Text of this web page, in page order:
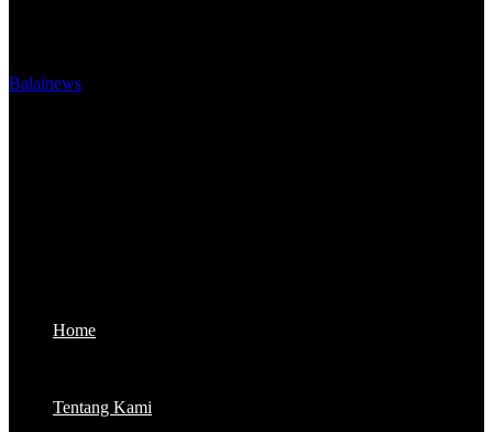
Balainews
Home
Tentang Kami